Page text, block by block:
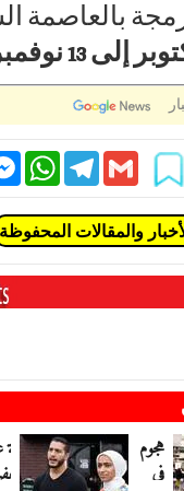
بالعاصمة
Messenger
WhatsAppTelegram
Gmail
والمقالات المحفوظة
حملة
هجوم
في